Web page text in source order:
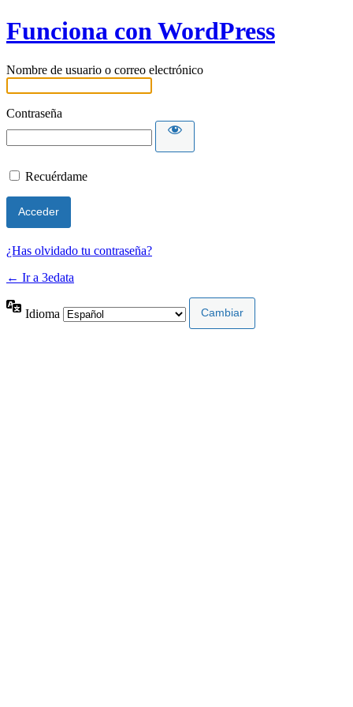
Funciona con WordPress
Nombre de usuario o correo electrónico
Contraseña
Recuérdame
¿Has olvidado tu contraseña?
← Ir a 3edata
Idioma